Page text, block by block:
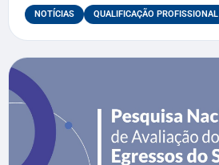
NOTÍCIAS QUALIFICAÇÃO PROFISSIONAL